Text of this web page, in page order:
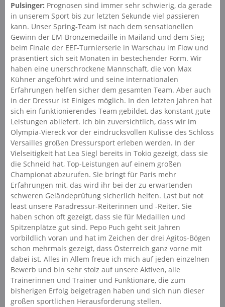
Pulsinger: Prognosen sind immer sehr schwierig, da gerade
in unserem Sport bis zur letzten Sekunde viel passieren
kann. Unser Spring-Team ist nach dem sensationellen
Gewinn der EM-Bronzemedaille in Mailand und dem Sieg
beim Finale der EEF-Turnierserie in Warschau im Flow und
präsentiert sich seit Monaten in bestechender Form. Wir
haben eine unerschrockene Mannschaft, die von Max
Kühner angeführt wird und seine internationalen
Erfahrungen helfen sicher dem gesamten Team. Aber auch
in der Dressur ist Einiges möglich. In den letzten Jahren hat
sich ein funktionierendes Team gebildet, das konstant gute
Leistungen abliefert. Ich bin zuversichtlich, dass wir im
Olympia-Viereck vor der eindrucksvollen Kulisse des Schloss
Versailles großen Dressursport erleben werden. In der
Vielseitigkeit hat Lea Siegl bereits in Tokio gezeigt, dass sie
die Schneid hat, Top-Leistungen auf einem großen
Championat abzurufen. Sie bringt für Paris mehr
Erfahrungen mit, das wird ihr bei der zu erwartenden
schweren Geländeprüfung sicherlich helfen. Last but not
least unsere Paradressur-Reiterinnen und -Reiter. Sie
haben schon oft gezeigt, dass sie für Medaillen und
Spitzenplätze gut sind. Pepo Puch geht seit Jahren
vorbildlich voran und hat im Zeichen der drei Agitos-Bögen
schon mehrmals gezeigt, dass Österreich ganz vorne mit
dabei ist. Alles in Allem freue ich mich auf jeden einzelnen
Bewerb und bin sehr stolz auf unsere Aktiven, alle
Trainerinnen und Trainer und Funktionäre, die zum
bisherigen Erfolg beigetragen haben und sich nun dieser
großen sportlichen Herausforderung stellen.